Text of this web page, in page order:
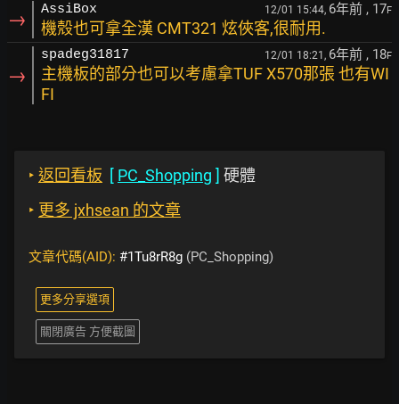
→ AssiBox 12/01 15:44, 6年前 , 17F
機殼也可拿全漢 CMT321 炫俠客,很耐用.
→
spadeg31817 12/01 18:21, 6年前 , 18F
主機板的部分也可以考慮拿TUF X570那張 也有WI
FI
‣ 返回看板 [ PC_Shopping ] 硬體
‣ 更多 jxhsean 的文章
文章代碼(AID): #1Tu8rR8g (PC_Shopping)
更多分享選項
關閉廣告 方便截圖